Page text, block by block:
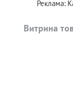
Реклама:
Витрина